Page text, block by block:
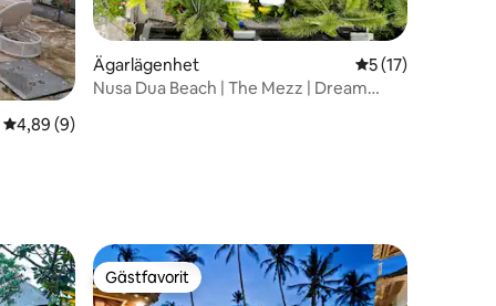
4,89 av 5 i genomsnittligt betyg, 9 omdömen
4,89 (9)
Ägarlägenhet 5 av 5 i
5 (17)
Nusa Dua Beach | The Mezz | Dream
Gästfavorit
Gästfavorit